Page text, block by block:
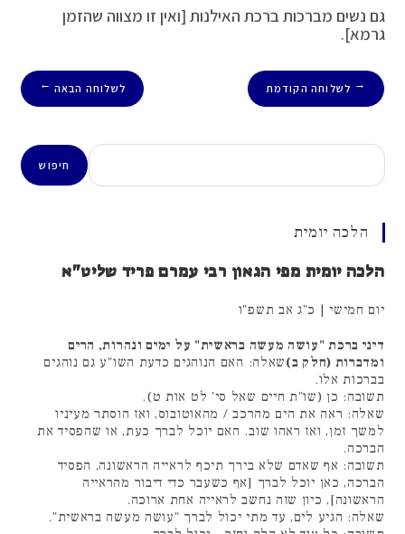
גם נשים מברכות ברכת האילנות [ואין זו מצווה שהזמן
גרמא].
← לשלוחה הקודמת לשלוחה הבאה →
חיפוש
חיפוש
הלכה יומית
הלכה יומית מפי הגאון רבי עמרם פריד שליט"א
יום חמישי | כ"ג אב תשפ"ו
דיני ברכת "עושה מעשה בראשית" על ימים ונהרות, הרים
ומדברות (חלק ב)שאלה: האם הנוהגים כדעת השו"ע גם נוהגים
בברכות אלו.
תשובה: כן (שו"ת חיים שאל סי' לט אות ט).
שאלה: ראה את הים מהרכב / מהאוטובוס, ואז הוסתר מעיניו
למשך זמן, ואז ראהו שוב. האם יוכל לברך כעת, או שהפסיד את
הברכה.
תשובה: אף שאדם שלא בירך תיכף לראייה הראשונה, הפסיד
הברכה, כאן יוכל לברך [אף כשעבר כדי דיבור מהראייה
הראשונה], כיון שזה נחשב לראייה אחת ארוכה.
שאלה: הגיע לים, עד מתי יכול לברך "עושה מעשה בראשית".